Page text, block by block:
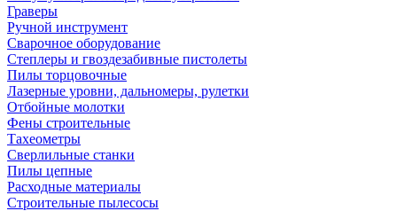
Граверы
Ручной инструмент
Сварочное оборудование
Степлеры и гвоздезабивные пистолеты
Пилы торцовочные
Лазерные уровни, дальномеры, рулетки
Отбойные молотки
Фены строительные
Тахеометры
Сверлильные станки
Пилы цепные
Расходные материалы
Строительные пылесосы